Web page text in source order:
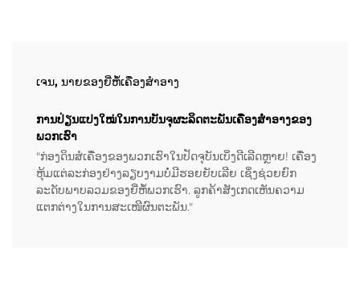
ເຈນ, ນາຍຂອງຍີ່ຫໍ້ເຄື່ອງສໍາອາງ
ການປ່ຽນແປງໃໝ່ໃນການບັນຈຸຜະລິດຕະພັນເຄື່ອງສໍາອາງຂອງ
ພວກເຮົາ
"ກ່ອງດິນສໍເຄື່ອງຂອງພວກເຮົາໃນປັດຈຸບັນເບິ່ງດີເລີດຫຼາຍ! ເຄື່ອງ
ຫຸ້ມແຕ່ລະກ່ອງຢ່າງລຽບງາມບໍ່ມີຮອຍຍັບເລີຍ ເຊິ່ງຊ່ວຍຍົກ
ລະດັບພາບລວມຂອງຍີ່ຫໍ້ພວກເຮົາ. ລູກຄ້າສັງເກດເຫັນຄວາມ
ແຕກຕ່າງໃນການສະເໜີຜົນຕະພັນ."